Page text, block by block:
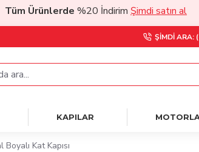
Ürünlerde%20 İndirimŞimdi satın al
ŞIMDI ARA:
KAPILAR
Kat Kapısı